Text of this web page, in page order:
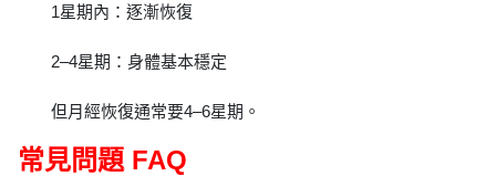
1星期內：逐漸恢復
2–4星期：身體基本穩定
但月經恢復通常要4–6星期。
常見問題 FAQ